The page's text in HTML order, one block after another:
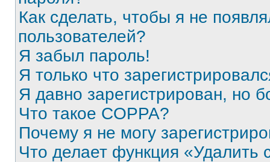
Как сделать, чтобы я не
пользователей?
Я забыл пароль!
Я только что
Я давно зарегистрирован, но
Что такое COPPA?
Почему я не могу
Что делает функция «Удалить